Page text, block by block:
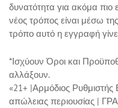
δυνατότητα για ακόμα
νέος τρόπος είναι μέσω
τρόπο αυτό η εγγραφή
*Ισχύουν Όροι και
αλλάξουν.
«21+ |Αρμόδιος
απώλειας περιουσίας |